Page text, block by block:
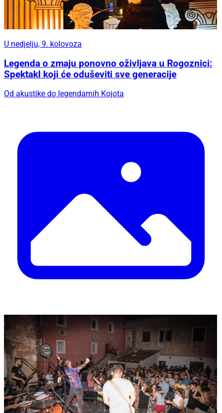
U nedjelju, 9. kolovoza
Legenda o zmaju ponovno oživljava u Rogoznici:
Spektakl koji će oduševiti sve generacije
Od akustike do legendarnih Kojota